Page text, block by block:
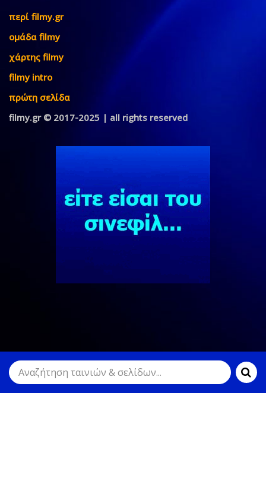
περί filmy.gr
ομάδα filmy
χάρτης filmy
filmy intro
πρώτη σελίδα
filmy.gr © 2017-2025 | all rights reserved